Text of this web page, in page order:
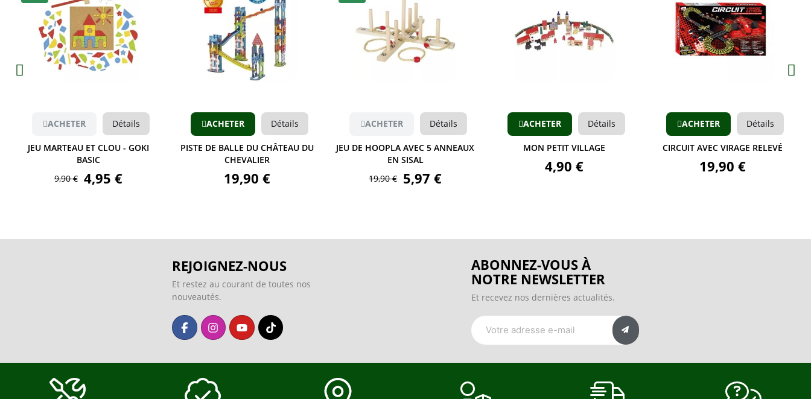
Aperçu
ACHETER Détails
JEU MARTEAU ET CLOU - GOKI
BASIC
9,90 € 4,95 €
Aperçu
ACHETER Détails
PISTE DE BALLE DU CHÂTEAU DU
CHEVALIER
19,90 €
ACHETER Détails
JEU DE HOOPLA AVEC 5 ANNEAUX
EN SISAL
19,90 € 5,97 €
ACHETER Détails
MON PETIT VILLAGE
4,90 €
ACHETER Détails
CIRCUIT AVEC VIRAGE RELEVÉ
19,90 €
REJOIGNEZ-NOUS
Et restez au courant de toutes nos
nouveautés.
ABONNEZ-VOUS À
NOTRE NEWSLETTER
Et recevez nos dernières actualités.